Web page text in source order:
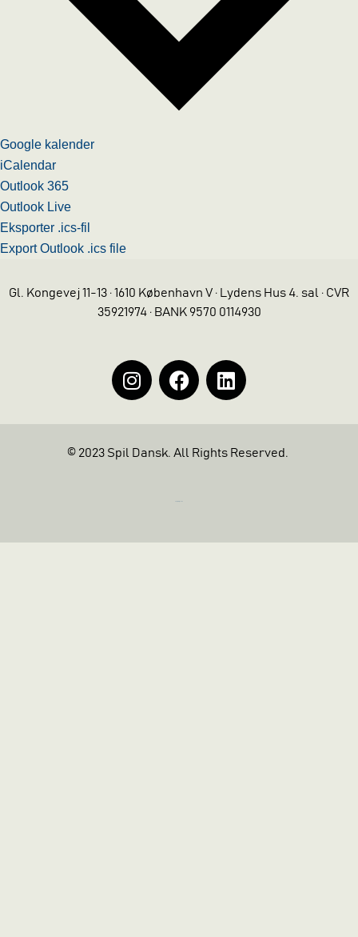
Google kalender
iCalendar
Outlook 365
Outlook Live
Eksporter .ics-fil
Export Outlook .ics file
Gl. Kongevej 11-13 · 1610 København V · Lydens Hus 4. sal · CVR
35921974 · BANK 9570 0114930
© 2023 Spil Dansk. All Rights Reserved.